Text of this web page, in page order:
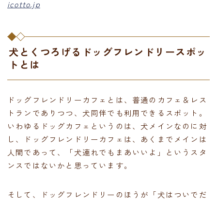
icotto.jp
犬とくつろげるドッグフレンドリースポッ
トとは
ドッグフレンドリーカフェとは、普通のカフェ＆レス
トランでありつつ、犬同伴でも利用できるスポット。
いわゆるドッグカフェというのは、犬メインなのに対
し、ドッグフレンドリーカフェは、あくまでメインは
人間であって、「犬連れでもまあいいよ」というスタ
ンスではないかと思っています。
そして、ドッグフレンドリーのほうが「犬はついでだ